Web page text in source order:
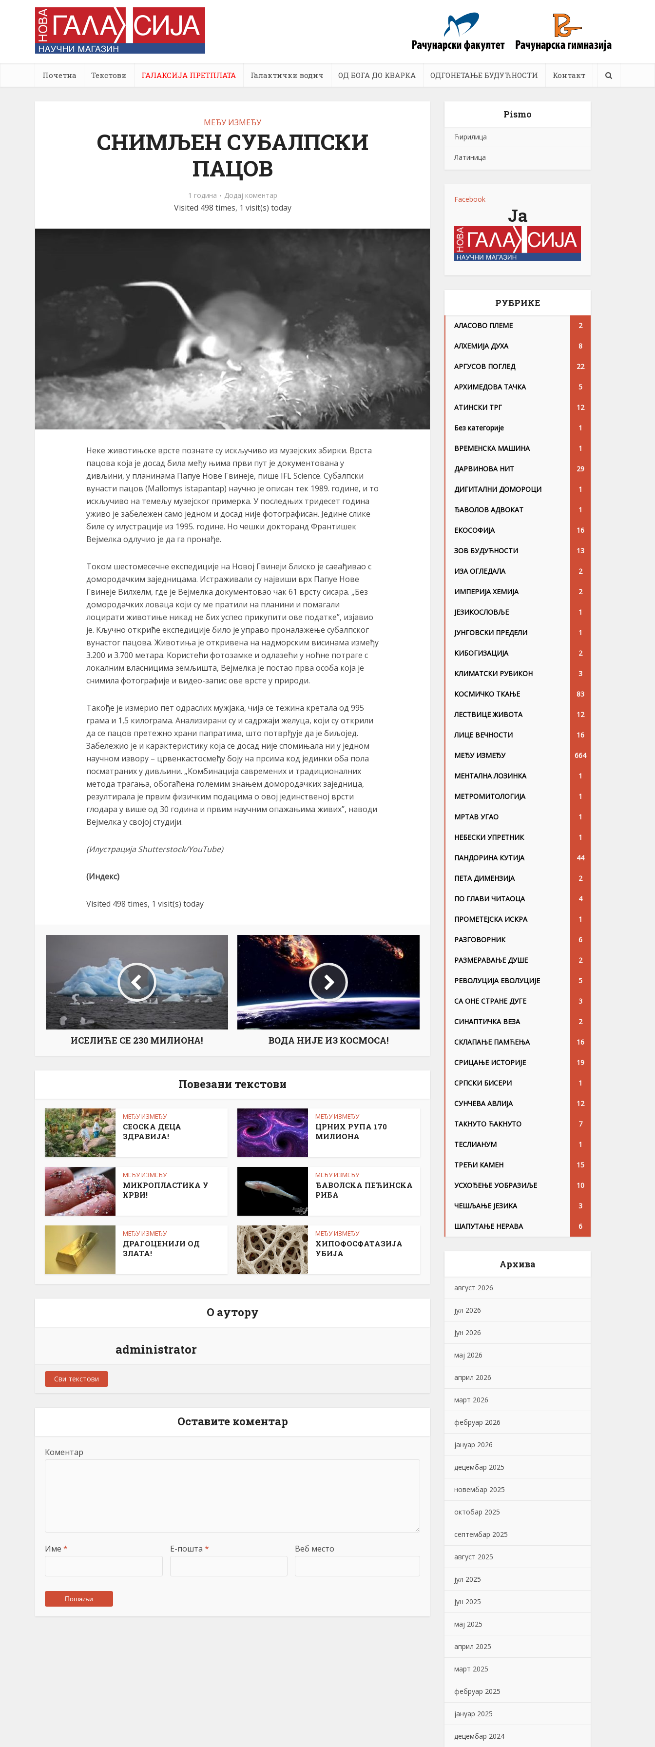
Почетна Текстови ГАЛАКСИЈА ПРЕТПЛАТА Галактички водич ОД БОГА ДО КВАРКА ОДГОНЕТАЊЕ БУДУЋНОСТИ Контакт
МЕЂУ ИЗМЕЂУ
СНИМЉЕН СУБАЛПСКИ
ПАЦОВ
1 година Додај коментар
Visited 498 times, 1 visit(s) today
Неке животињске врсте познате су искључиво из музејских збирки. Врста
пацова која је досад била међу њима први пут је документована у
дивљини, у планинама Папуе Нове Гвинеје, пише IFL Science. Субалпски
вунасти пацов (Mallomys istapantap) научно је описан тек 1989. године, и то
искључиво на темељу музејског примерка. У последњих тридесет година
уживо је забележен само једном и досад није фотографисан. Једине слике
биле су илустрације из 1995. године. Но чешки докторанд Франтишек
Вејмелка одлучио је да га пронађе.
Током шестомесечне експедиције на Новој Гвинеји блиско је саеађивао с
домородачким заједницама. Истраживали су највиши врх Папуе Нове
Гвинеје Вилхелм, где је Вејмелка документовао чак 61 врсту сисара. „Без
домородачких ловаца који су ме пратили на планини и помагали
лоцирати животиње никад не бих успео прикупити ове податке”, изјавио
је. Kључно откриће експедиције било је управо проналажење субалпског
вунастог пацова. Животиња је откривена на надморским висинама између
3.200 и 3.700 метара. Kористећи фотозамке и одлазећи у ноћне потраге с
локалним власницима земљишта, Вејмелка је постао прва особа која је
снимила фотографије и видео-запис ове врсте у природи.
Такође је измерио пет одраслих мужјака, чија се тежина кретала од 995
грама и 1,5 килограма. Анализирани су и садржаји желуца, који су открили
да се пацов претежно храни папратима, што потврђује да је биљојед.
Забележио је и карактеристику која се досад није спомињала ни у једном
научном извору – црвенкастосмеђу боју на прсима код јединки оба пола
посматраних у дивљини. „Kомбинација савремених и традиционалних
метода трагања, обогаћена големим знањем домородачких заједница,
резултирала је првим физичким подацима о овој јединственој врсти
глодара у више од 30 година и првим научним опажањима живих”, наводи
Вејмелка у својој студији.
(Илустрација Shutterstock/YouTube)
(Индекс)
Visited 498 times, 1 visit(s) today
ИСЕЛИЋЕ СЕ 230 МИЛИОНА! ВОДА НИЈЕ ИЗ КОСМОСА!
Повезани текстови
МЕЂУ ИЗМЕЂУ
СЕОСKА ДЕЦА
ЗДРАВИЈА!
МЕЂУ ИЗМЕЂУ
ЦРНИХ РУПА 170
МИЛИОНА
МЕЂУ ИЗМЕЂУ
МИКРОПЛАСТИКА У
КРВИ!
МЕЂУ ИЗМЕЂУ
ЂАВОЛСKА ПЕЋИНСKА
РИБА
МЕЂУ ИЗМЕЂУ
ДРАГОЦЕНИЈИ ОД
ЗЛАТА!
МЕЂУ ИЗМЕЂУ
ХИПОФОСФАТАЗИЈА
УБИЈА
О аутору
administrator
Сви текстови
Оставите коментар
Коментар
Име * Е-пошта * Веб место
Pismo
Ћирилица
Латиница
Facebook
Ја
РУБРИКЕ
АЛАСОВО ПЛЕМЕ 2
АЛХЕМИЈА ДУХА 8
АРГУСОВ ПОГЛЕД 22
АРХИМЕДОВА ТАЧКА 5
АТИНСКИ ТРГ 12
Без категорије 1
ВРЕМЕНСКА МАШИНА 1
ДАРВИНОВА НИТ 29
ДИГИТАЛНИ ДОМОРОЦИ 1
ЂАВОЛОВ АДВОКАТ 1
ЕКОСОФИЈА 16
ЗОВ БУДУЋНОСТИ 13
ИЗА ОГЛЕДАЛА 2
ИМПЕРИЈА ХЕМИЈА 2
ЈЕЗИКОСЛОВЉЕ 1
ЈУНГОВСKИ ПРЕДЕЛИ 1
КИБОГИЗАЦИЈА 2
КЛИМАТСКИ РУБИКОН 3
КОСМИЧКО ТКАЊЕ 83
ЛЕСТВИЦЕ ЖИВОТА 12
ЛИЦЕ ВЕЧНОСТИ 16
МЕЂУ ИЗМЕЂУ 664
МЕНТАЛНА ЛОЗИНКА 1
МЕТРОМИТОЛОГИЈА 1
МРТАВ УГАО 1
НЕБЕСКИ УПРЕТНИК 1
ПАНДОРИНА КУТИЈА 44
ПЕТА ДИМЕНЗИЈА 2
ПО ГЛАВИ ЧИТАОЦА 4
ПРОМЕТЕЈСКА ИСКРА 1
РАЗГОВОРНИК 6
РАЗМЕРАВАЊЕ ДУШЕ 2
РЕВОЛУЦИЈА ЕВОЛУЦИЈЕ 5
СА ОНЕ СТРАНЕ ДУГЕ 3
СИНАПТИЧКА ВЕЗА 2
СКЛАПАЊЕ ПАМЋЕЊА 16
СРИЦАЊЕ ИСТОРИЈЕ 19
СРПСКИ БИСЕРИ 1
СУНЧЕВА АВЛИЈА 12
ТАКНУТО ЋАКНУТО 7
ТЕСЛИАНУМ 1
ТРЕЋИ КАМЕН 15
УСХОЂЕЊЕ УОБРАЗИЉЕ 10
ЧЕШЉАЊЕ ЈЕЗИKА 3
ШАПУТАЊЕ НЕРАВА 6
Архива
август 2026
јул 2026
јун 2026
мај 2026
април 2026
март 2026
фебруар 2026
јануар 2026
децембар 2025
новембар 2025
октобар 2025
септембар 2025
август 2025
јул 2025
јун 2025
мај 2025
април 2025
март 2025
фебруар 2025
јануар 2025
децембар 2024